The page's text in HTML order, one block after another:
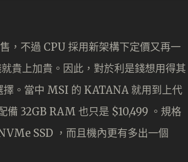
不過 CPU 採用新架構下定價又再一
貴上加貴。因此，對於利是錢想用得其
。當中 MSI 的 KATANA 就用到上代
備 32GB RAM 也只是 $10,499 。規格
SSD ，而且機內更有多出一個